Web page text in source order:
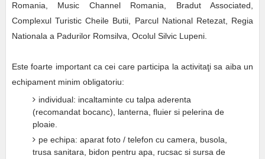
Romania, Music Channel Romania, Bradut Associated,
Complexul Turistic Cheile Butii, Parcul National Retezat, Regia
Nationala a Padurilor Romsilva, Ocolul Silvic Lupeni.
Este foarte important ca cei care participa la activitaţi sa aiba un
echipament minim obligatoriu:
individual: incaltaminte cu talpa aderenta
(recomandat bocanc), lanterna, fluier si pelerina de
ploaie.
pe echipa: aparat foto / telefon cu camera, busola,
trusa sanitara, bidon pentru apa, rucsac si sursa de